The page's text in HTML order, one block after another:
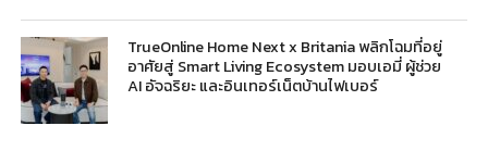
TrueOnline Home Next x Britania พลิกโฉมที่อยู่
อาศัยสู่ Smart Living Ecosystem มอบเอมี่ ผู้ช่วย
AI อัจฉริยะ และอินเทอร์เน็ตบ้านไฟเบอร์